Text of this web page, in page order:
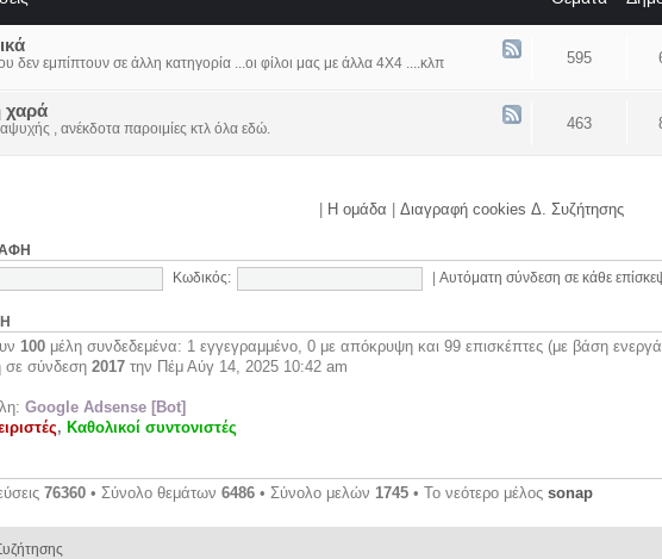
δεν εμπίπτουν σε άλλη κατηγορία ...οι φίλοι μας με άλλα 4Χ4 ....κλπ 595
χαρά
, ανέκδοτα παροιμίες κτλ όλα εδώ. 463
Η ομάδα Διαγραφή cookies Δ. Συζήτησης
Κωδικός: Αυτόματη σύνδεση σε κάθε
100 μέλη συνδεδεμένα: 1 εγγεγραμμένο, 0 με απόκρυψη και 99 επισκέπτες (με βάση
σε σύνδεση 2017 την Πέμ Αύγ 14, 2025 10:42 am
Google Adsense [Bot]
, Καθολικοί συντονιστές
76360 • Σύνολο θεμάτων 6486 • Σύνολο μελών 1745 • Το νεότερο μέλος sonap